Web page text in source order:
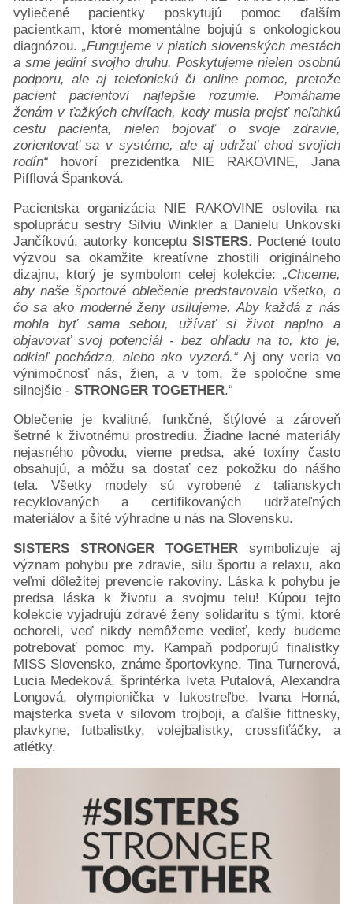
vyliečené pacientky poskytujú pomoc ďalším
pacientkam, ktoré momentálne bojujú s onkologickou
diagnózou. „Fungujeme v piatich slovenských mestách
a sme jediní svojho druhu. Poskytujeme nielen osobnú
podporu, ale aj telefonickú či online pomoc, pretože
pacient pacientovi najlepšie rozumie. Pomáhame
ženám v ťažkých chvíľach, kedy musia prejsť neľahkú
cestu pacienta, nielen bojovať o svoje zdravie,
zorientovať sa v systéme, ale aj udržať chod svojich
rodín“hovorí prezidentka NIE RAKOVINE, Jana
Pifflová Španková.
Pacientska organizácia NIE RAKOVINE oslovila na
spoluprácu sestry Silviu Winkler a Danielu Unkovski
Jančíkovú, autorky konceptu SISTERS. Poctené touto
výzvou sa okamžite kreatívne zhostili originálneho
dizajnu, ktorý je symbolom celej kolekcie: „Chceme,
aby naše športové oblečenie predstavovalo všetko, o
čo sa ako moderné ženy usilujeme. Aby každá z nás
mohla byť sama sebou, užívať si život naplno a
objavovať svoj potenciál - bez ohľadu na to, kto je,
odkiaľ pochádza, alebo ako vyzerá.“Aj ony veria vo
výnimočnosť nás, žien, a v tom, že spoločne sme
silnejšie - STRONGER TOGETHER.“
Oblečenie je kvalitné, funkčné, štýlové a zároveň
šetrné k životnému prostrediu. Žiadne lacné materiály
nejasného pôvodu, vieme predsa, aké toxíny často
obsahujú, a môžu sa dostať cez pokožku do nášho
tela. Všetky modely sú vyrobené z talianskych
recyklovaných a certifikovaných udržateľných
materiálov a šité výhradne u nás na Slovensku.
SISTERS STRONGER TOGETHERsymbolizuje aj
význam pohybu pre zdravie, silu športu a relaxu, ako
veľmi dôležitej prevencie rakoviny. Láska k pohybu je
predsa láska k životu a svojmu telu! Kúpou tejto
kolekcie vyjadrujú zdravé ženy solidaritu s tými, ktoré
ochoreli, veď nikdy nemôžeme vedieť, kedy budeme
potrebovať pomoc my. Kampaň podporujú finalistky
MISS Slovensko, známe športovkyne, Tina Turnerová,
Lucia Medeková, šprintérka Iveta Putalová, Alexandra
Longová, olympionička v lukostreľbe, Ivana Horná,
majsterka sveta v silovom trojboji, a ďalšie fittnesky,
plavkyne, futbalistky, volejbalistky, crossfiťáčky, a
atlétky.